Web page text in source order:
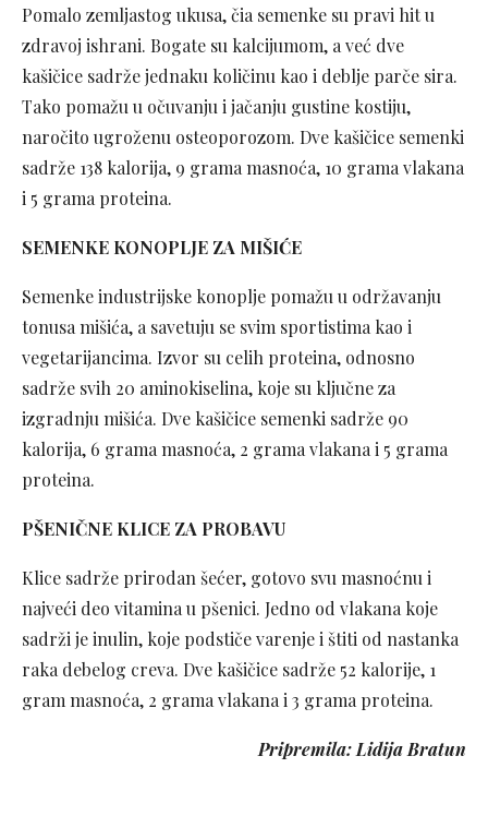
Pomalo zemljastog ukusa, čia semenke su pravi hit u
zdravoj ishrani. Bogate su kalcijumom, a već dve
kašičice sadrže jednaku količinu kao i deblje parče sira.
Tako pomažu u očuvanju i jačanju gustine kostiju,
naročito ugroženu osteoporozom. Dve kašičice semenki
sadrže 138 kalorija, 9 grama masnoća, 10 grama vlakana
i 5 grama proteina.
SEMENKE KONOPLJE ZA MIŠIĆE
Semenke industrijske konoplje pomažu u održavanju
tonusa mišića, a savetuju se svim sportistima kao i
vegetarijancima. Izvor su celih proteina, odnosno
sadrže svih 20 aminokiselina, koje su ključne za
izgradnju mišića. Dve kašičice semenki sadrže 90
kalorija, 6 grama masnoća, 2 grama vlakana i 5 grama
proteina.
PŠENIČNE KLICE ZA PROBAVU
Klice sadrže prirodan šećer, gotovo svu masnoćnu i
najveći deo vitamina u pšenici. Jedno od vlakana koje
sadrži je inulin, koje podstiče varenje i štiti od nastanka
raka debelog creva. Dve kašičice sadrže 52 kalorije, 1
gram masnoća, 2 grama vlakana i 3 grama proteina.
Pripremila: Lidija Bratun